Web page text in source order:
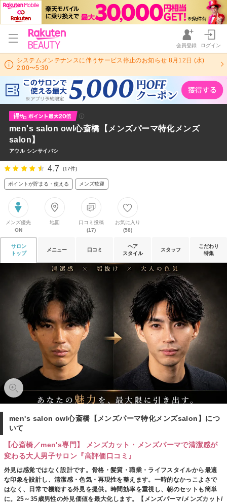
会員登録 ログイン
システムメンテナンスに伴うサービス停止のお知らせ 8月12日 (水)
2:00〜5:30
men's salon owl心斎橋【メンズパーマ特化メンズ
salon】
アウル シンサイバシ
4.7 (17件)
ポイントが貯まる・使える メンズ歓迎
メンズ優先
ON
地図
口コミ投稿
(17)
お気に入り
(58)
サロン
トップ
メニュー 口コミ
ヘア
スタイル
スタッフ
こだわり
特集
men's salon owl心斎橋【メンズパーマ特化メンズsalon】につ
いて
【心斎橋／men's専門】 メンズカット・メンズパーマで清潔感が
変わる大人男子サロン『高評価口コミ』
外見は感覚ではなく設計です。骨格・髪質・職業・ライフスタイルから最適
な印象を設計し、清潔感・色気・再現性を整えます。一時的なかっこよさで
はなく、日常で機能する外見を提供。時間効率を重視し、朝のセットも簡単
に。25～35歳男性の外見価値を最大化します。【メンズパーマ/メンズカット/